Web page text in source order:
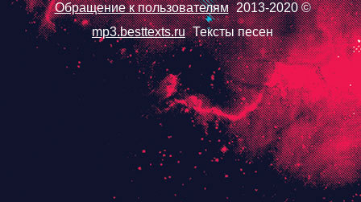
Обращение к пользователям 2013-2020 ©
mp3.besttexts.ru Тексты песен